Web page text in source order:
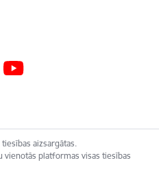
aizsargātas.
vienotās platformas visas tiesības